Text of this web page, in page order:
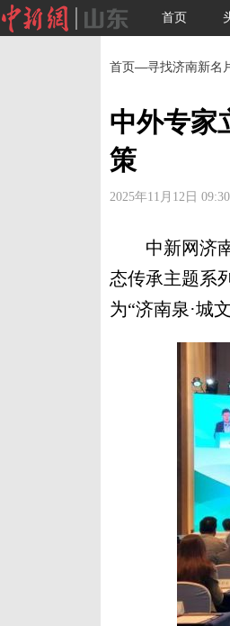
首页
首页—寻找济南新名
中外专家
策
2025年11月12日
中新网济南
态传承主题系
为“济南泉·城